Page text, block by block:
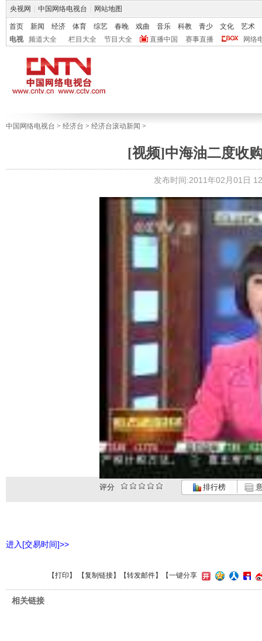
央视网 中国网络电视台 网站地图
首页 新闻 经济 体育 综艺 春晚 戏曲 音乐 科教 青少 文化
艺术
电视
频道大全 栏目大全 节目大全 直播中国 赛事直播 网络
中国网络电视台 > 经济台 > 经济台滚动新闻 >
[视频]中海油二度收
发布时间:2011年02月01日
评分 排行榜
进入[交易时间]>>
【打印 】 【复制链接】【转发邮件】 【一键分享
相关链接